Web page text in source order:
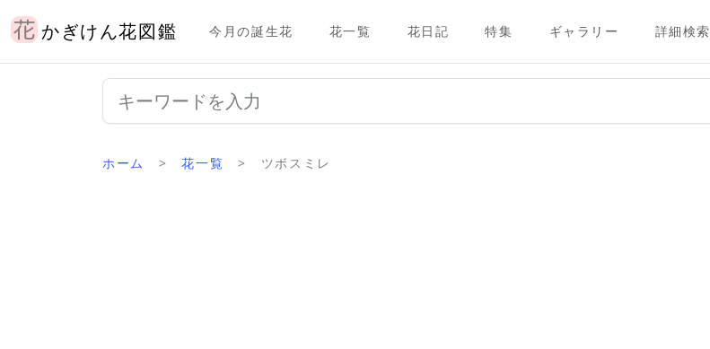
かぎけん花図鑑 今月の誕生花 花一覧 花日記 特集 ギャラリー 詳細検索
ホーム 花一覧 ツボスミレ